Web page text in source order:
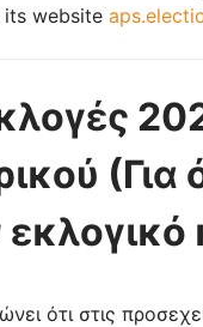
website
(Για
ότι στις